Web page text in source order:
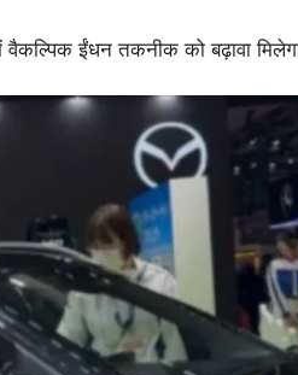
ईंधन तकनीक को बढ़ावा